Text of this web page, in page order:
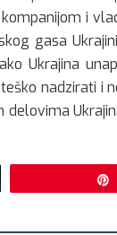
i
gasa
Ukrajina
nadzirati i